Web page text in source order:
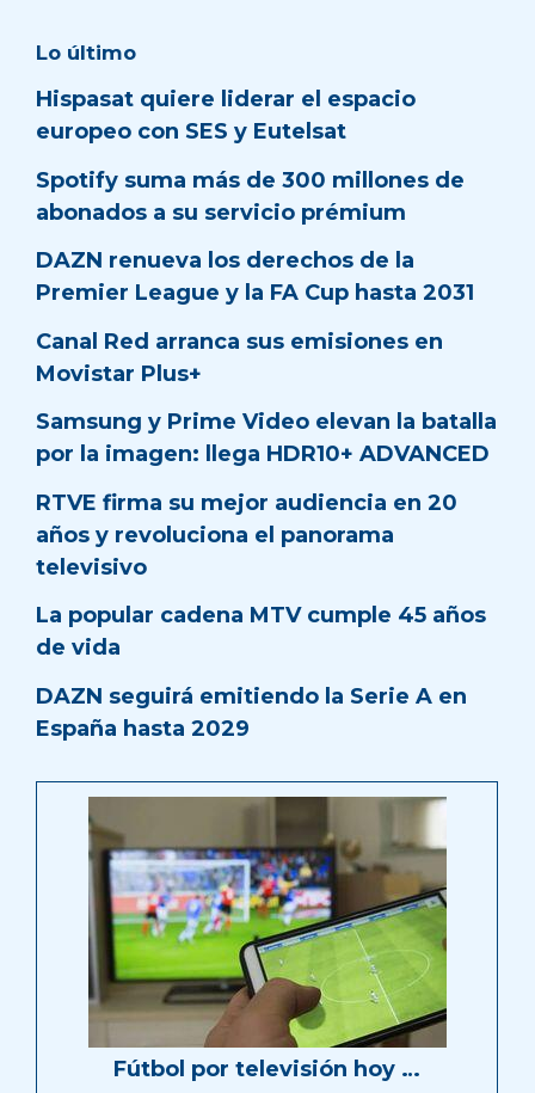
Lo último
Hispasat quiere liderar el espacio
europeo con SES y Eutelsat
Spotify suma más de 300 millones de
abonados a su servicio prémium
DAZN renueva los derechos de la
Premier League y la FA Cup hasta 2031
Canal Red arranca sus emisiones en
Movistar Plus+
Samsung y Prime Video elevan la batalla
por la imagen: llega HDR10+ ADVANCED
RTVE firma su mejor audiencia en 20
años y revoluciona el panorama
televisivo
La popular cadena MTV cumple 45 años
de vida
DAZN seguirá emitiendo la Serie A en
España hasta 2029
Fútbol por televisión hoy …